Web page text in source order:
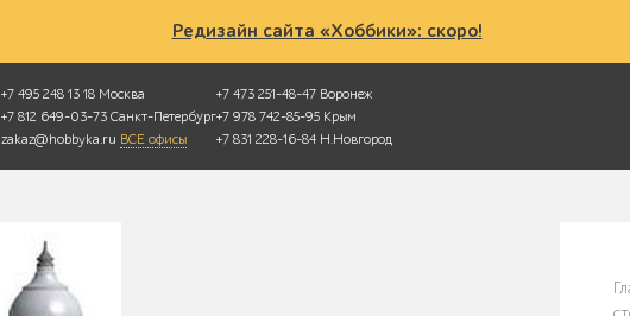
Редизайн сайта «Хоббики»: скоро!
+7 495 248 13 18 Москва
+7 812 649-03-73 Санкт-Петербург
zakaz@hobbyka.ru ВСЕ офисы
+7 473 251-48-47 Воронеж
+7 978 742-85-95 Крым
+7 831 228-16-84 Н.Новгород